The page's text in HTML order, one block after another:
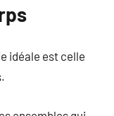
idéale est celle